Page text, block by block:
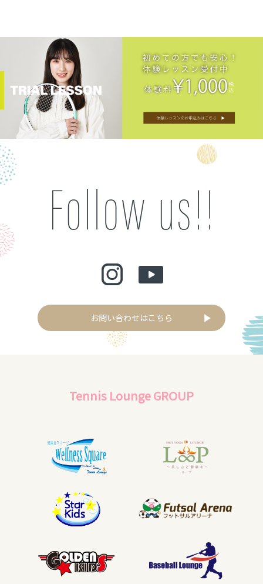
お問い合わせはこちら
Tennis Lounge GROUP